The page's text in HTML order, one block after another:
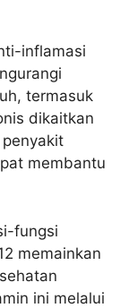
inflamasi
termasuk
dikaitkan
membantu
fungsi
memainkan
ini melalui